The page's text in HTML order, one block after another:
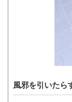
風邪を引いたら